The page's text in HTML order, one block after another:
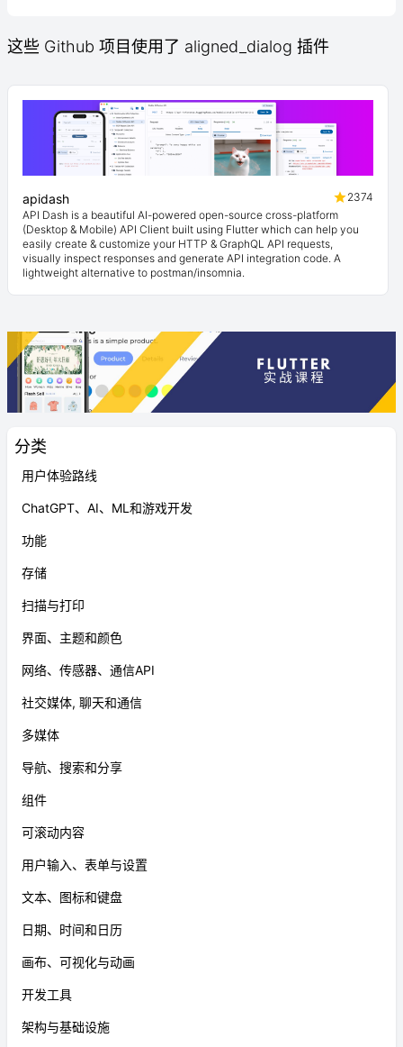
分类
用户体验路线
ChatGPT、AI、ML和游戏开发
功能
存储
扫描与打印
界面、主题和颜色
网络、传感器、通信API
社交媒体, 聊天和通信
多媒体
导航、搜索和分享
组件
可滚动内容
用户输入、表单与设置
文本、图标和键盘
日期、时间和日历
画布、可视化与动画
开发工具
架构与基础设施
这些 Github 项目使用了 aligned_dialog 插件
apidash
2374
API Dash is a beautiful AI-powered open-source cross-platform
(Desktop & Mobile) API Client built using Flutter which can help you
easily create & customize your HTTP & GraphQL API requests,
visually inspect responses and generate API integration code. A
lightweight alternative to postman/insomnia.